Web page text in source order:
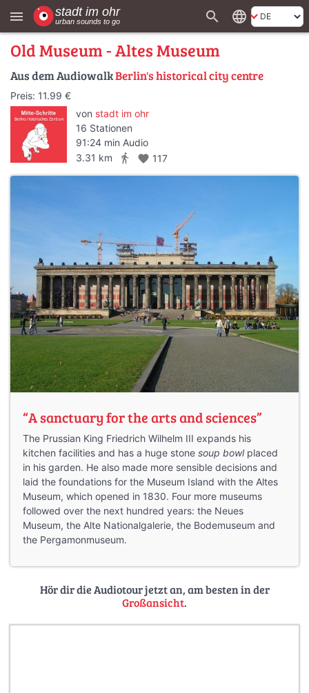
menu search language
Old Museum - Altes Museum
Aus dem AudiowalkBerlin's historical city centre
Preis: 11.99 €
von stadt im ohr
16 Stationen
91:24 min Audio
3.31 km
directions_walk favorite 117
“A sanctuary for the arts and sciences”
The Prussian King Friedrich Wilhelm III expands his
kitchen facilities and has a huge stone soup bowlplaced
in his garden. He also made more sensible decisions and
laid the foundations for the Museum Island with the Altes
Museum, which opened in 1830. Four more museums
followed over the next hundred years: the Neues
Museum, the Alte Nationalgalerie, the Bodemuseum and
the Pergamonmuseum.
Hör dir die Audiotour jetzt an, am besten in der
Großansicht.